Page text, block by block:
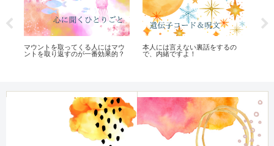
マウントを取ってくる人にはマウ
ントを取り返すのが一番効果的？
本人には言えない裏話をするの
で、内緒ですよ！